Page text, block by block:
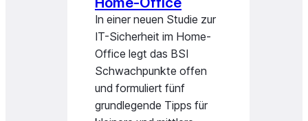
In einer neuen Studie zur
IT-Sicherheit im Home-
Office legt das BSI
Schwachpunkte offen
und formuliert fünf
grundlegende Tipps für